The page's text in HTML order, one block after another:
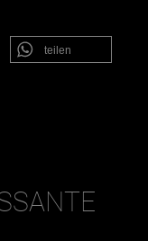
teilen